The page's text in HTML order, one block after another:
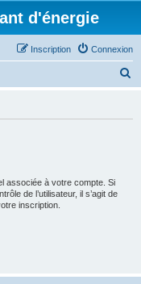
d'énergie
Connexion
Inscription
associée à votre compte. Si
de l’utilisateur, il s’agit de
inscription.